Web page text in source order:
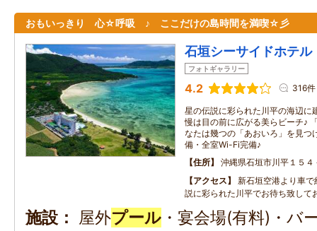
おもいっきり 心☆呼吸 ♪ ここだけの島時間を満喫☆彡
石垣シーサイドホテル
フォトギャラリー
4.2 316件
星の伝説に彩られた川平の海辺に
慢は目の前に広がる美らビーチ♪
なたは幾つの「あおいろ」を見つ
備・全室Wi-Fi完備♪
住所
沖縄県石垣市川平１５４
アクセス
新石垣空港より車
説に彩られた川平でお待ち致して
施設 屋外プール ・宴会場(有料)・バ